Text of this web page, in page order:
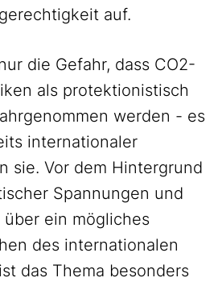
auf.
die Gefahr, dass CO2-
als protektionistisch
werden - es
internationaler
sie. Vor dem Hintergrund
Spannungen und
ein mögliches
des internationalen
das Thema besonders